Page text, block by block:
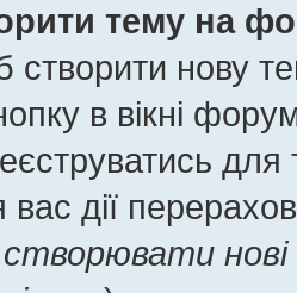
тему на
нову
в вікні
вас дії